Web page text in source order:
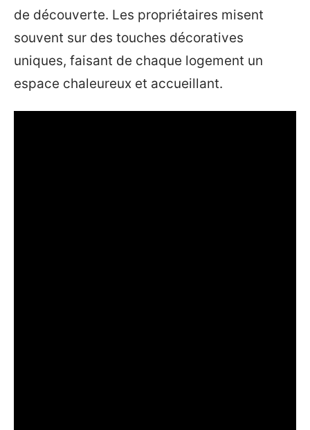
de découverte. Les propriétaires misent
souvent sur des touches décoratives
uniques, faisant de chaque logement un
espace chaleureux et accueillant.